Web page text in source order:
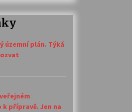
územní plán. Týká
přípravě. Jen na